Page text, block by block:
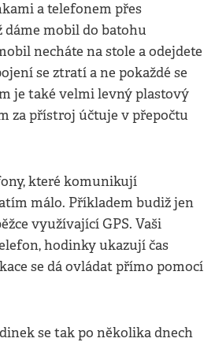
a telefonem přes
mobil do batohu
necháte na stole a odejdete
se ztratí a ne pokaždé se
je také velmi levný plastový
za přístroj účtuje v přepočtu
které komunikují
málo. Příkladem budiž jen
využívající GPS. Vaši
hodinky ukazují čas
se dá ovládat přímo pomocí
se tak po několika dnech